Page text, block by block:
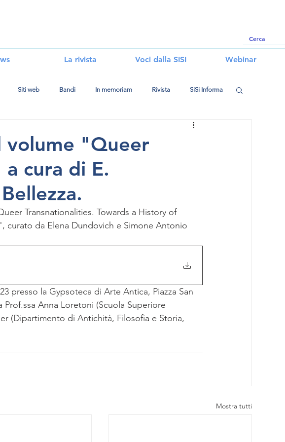
iLa rivista Voci dalla SISI Webinar
Siti web Bandi In memoriam Rivista SiSi Informa
volume "Queer
cura di E.
Transnationalities. Towards a History of
curato da Elena Dundovich e Simone Antonio
presso la Gypsoteca di Arte Antica, Piazza San
Anna Loretoni (Scuola Superiore
(Dipartimento di Antichità, Filosofia e Storia,
Mostra tutti